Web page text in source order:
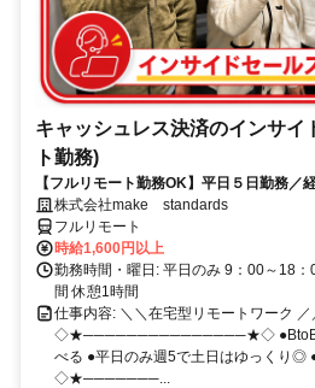
キャッシュレス決済のインサイ
ト勤務)
【フルリモート勤務OK】平日５日勤務／
スキルアップ
株式会社make standards
フルリモート
時給1,600円以上
勤務時間・曜日: 平日のみ 9：00～18
間 休憩1時間
仕事内容: ＼＼在宅型リモートワーク ／
◇★───────────────★◇ ●BtoB提
べる ●平日のみ週5で土日はゆっくり◎
◇★───────...